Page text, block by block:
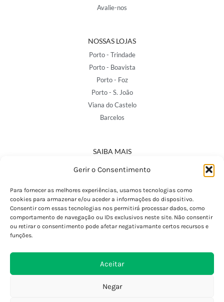
Gerir o Consentimento
Para fornecer as melhores experiências, usamos tecnologias como
cookies para armazenar e/ou aceder a informações do dispositivo.
Consentir com essas tecnologias nos permitirá processar dados, como
comportamento de navegação ou IDs exclusivos neste site. Não consentir
ou retirar o consentimento pode afetar negativamante certos recursos e
funções.
Aceitar
Negar
Avalie-nos
NOSSAS LOJAS
Porto - Trindade
Porto - Boavista
Porto - Foz
Porto - S. João
Viana do Castelo
Barcelos
SAIBA MAIS
Política de Privacidade
Termos e Condições
Perguntas Frequentes
Custos de Envio
Encomendas Internacionais
Devoluções e Trocas